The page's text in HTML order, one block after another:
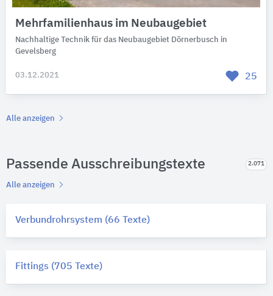
Mehrfamilienhaus im Neubaugebiet
Nachhaltige Technik für das Neubaugebiet Dörnerbusch in
Gevelsberg
03.12.2021 25
Alle anzeigen
Passende Ausschreibungstexte 2.071
Alle anzeigen
Verbundrohrsystem (66 Texte)
Fittings (705 Texte)